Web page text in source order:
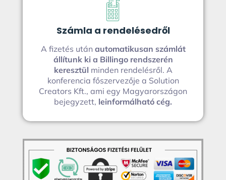
Számla a rendelésedről
A fizetés után automatikusan számlát
állítunk ki a Billingo rendszerén
keresztül minden rendelésről. A
konferencia főszervezője a Solution
Creators Kft., ami egy Magyarországon
bejegyzett, leinformálható cég.